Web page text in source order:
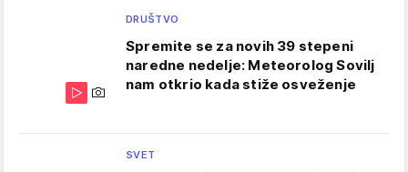
DRUŠTVO
Spremite se za novih 39 stepeni
naredne nedelje: Meteorolog Sovilj
nam otkrio kada stiže osveženje
SVET